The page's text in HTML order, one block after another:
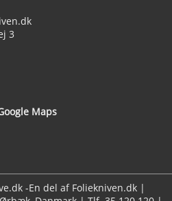
3
Maps
-En del af Foliekniven.dk |